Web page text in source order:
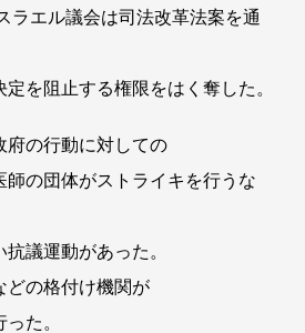
ラエル議会は司法改革法案を通
を阻止する権限をはく奪した。
府の行動に対しての
師の団体がストライキを行うな
議運動があった。
どの格付け機関が
た。